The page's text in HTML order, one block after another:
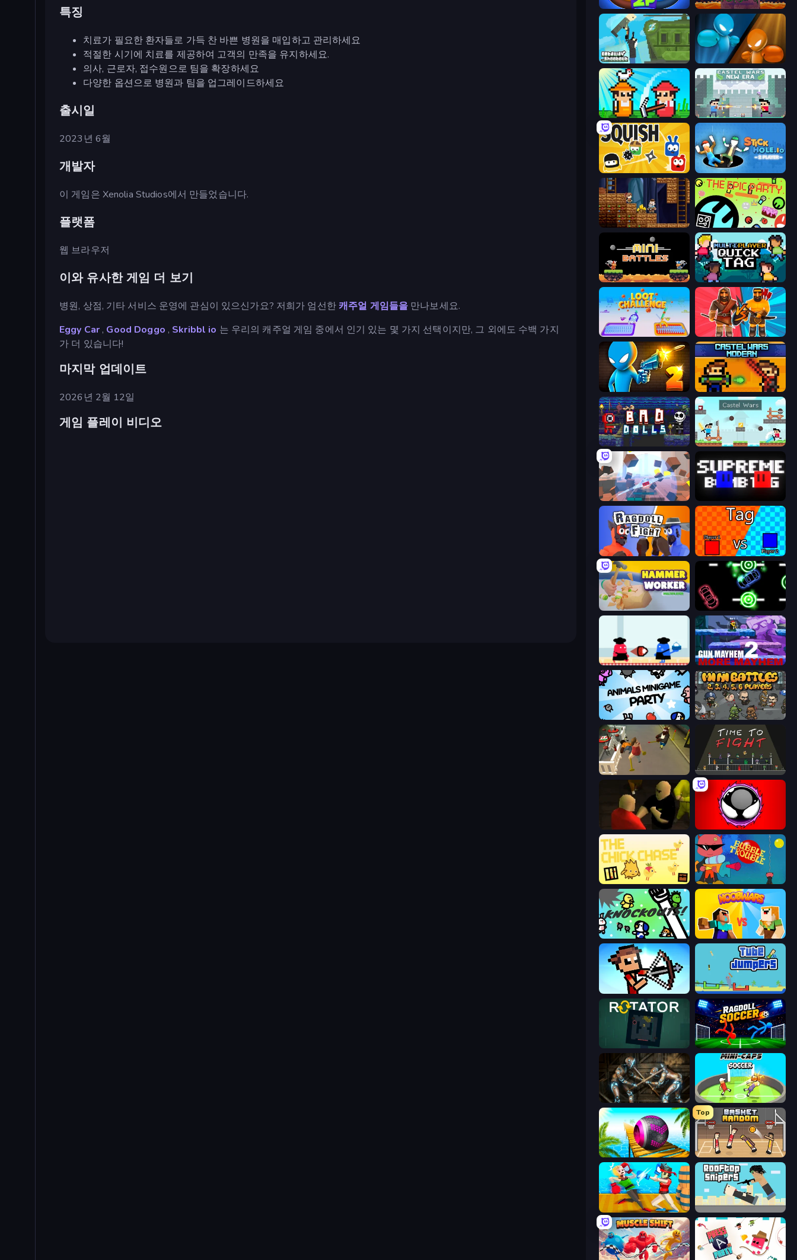
특징
치료가 필요한 환자들로 가득 찬 바쁜 병원을 매입하고 관리하세요
적절한 시기에 치료를 제공하여 고객의 만족을 유지하세요.
의사, 근로자, 접수원으로 팀을 확장하세요
다양한 옵션으로 병원과 팀을 업그레이드하세요
출시일
2023년 6월
개발자
이 게임은 Xenolia Studios에서 만들었습니다.
플랫폼
웹 브라우저
이와 유사한 게임 더 보기
병원, 상점, 기타 서비스 운영에 관심이 있으신가요? 저희가 엄선한캐주얼 게임들을 만나보세요.
Eggy Car , Good Doggo , Skribbl io 는 우리의 캐주얼 게임 중에서 인기 있는 몇 가지 선택이지만, 그 외에도 수백 가지
가 더 있습니다!
마지막 업데이트
2026년 2월 12일
게임 플레이 비디오
Ragdoll Arena 2 Player Duo
Getaway Shootout Drunken Boxing
Farmer Challenge Party Castle Wars: New Era
Squish Stickhole.io
Miners' Adventure The Epic Party
12 MiniBattles Multiplayer Quick Tag
Loot Challenge Medieval Battle 2P
Drunken Duel 2 Castle Wars: Modern
Bad Dolls Castle Wars
Cubic Rush
Ragdoll Fight 2 Player Tag
Hammer Worker Glowit - Two Players
Clash of Cakes Gun Mayhem 2
Animals Minigame Party MiniBattles
Time to Fight
Splatmans
The Chick Chase Bubble Trouble
KNOCKOUTS! NoobWars
Stick Archers Battle Tube Jumpers
Rotator Ragdoll Soccer 2 Players
Striker Dummies Mini-Caps: Soccer
Rolling Balls Sea Race
Top
Basket Random
Funny Ragdoll Wrestlers Rooftop Snipers